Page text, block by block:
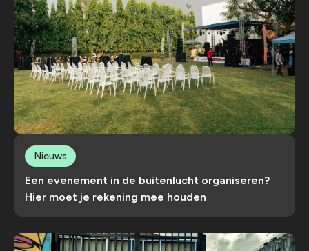
Een evenement in de buitenlucht organiseren?
Hier moet je rekening mee houden
Nieuws